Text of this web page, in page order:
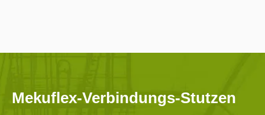
Mekuflex-Verbindungs-Stutzen